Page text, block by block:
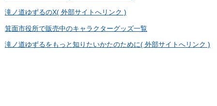
滝ノ道ゆずるのX( 外部サイトへリンク )
箕面市役所で販売中のキャラクターグッズ一覧
滝ノ道ゆずるをもっと知りたいかたのために( 外部サイトへリンク )